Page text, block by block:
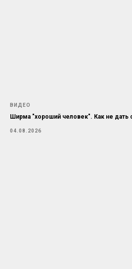
ВИДЕО
Ширма "хороший человек". Как не дать
04.08.2026